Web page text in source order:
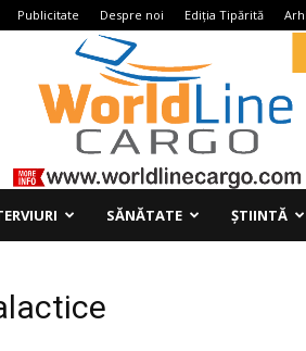
Publicitate Despre noi Ediția Tipărită
SĂNĂTATE ȘTIINTĂ